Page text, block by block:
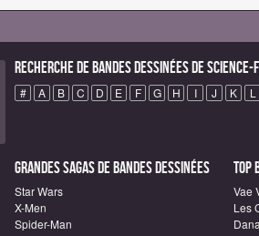
Recherche de Bandes Dessinées de science-
# A B C D E F G H I J K L
Grandes sagas de Bandes Dessinées
Star Wars
X-Men
Spider-Man
Top
Vae
Les